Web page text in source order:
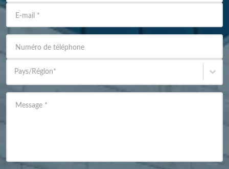
E-mail *
Numéro de téléphone
Pays/Région*
Message *